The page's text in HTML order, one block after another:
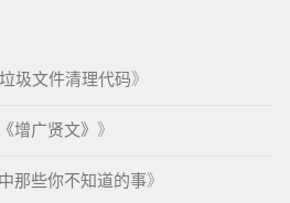
圾文件清理代码》
增广贤文》 》
那些你不知道的事》